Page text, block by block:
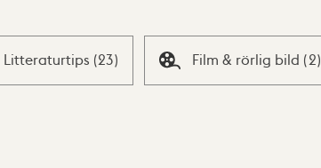
Litteraturtips (23) Film & rörlig bild (2)